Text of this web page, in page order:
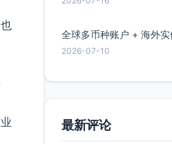
2026-07-10
最新评论